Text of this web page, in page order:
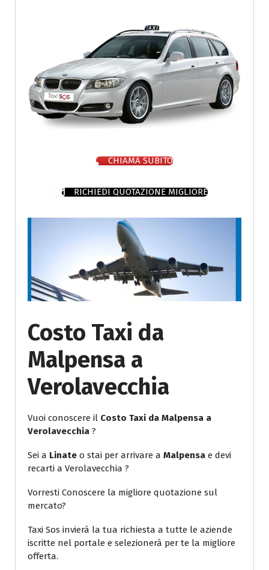
CHIAMA SUBITO
RICHIEDI QUOTAZIONE MIGLIORE
Costo Taxi da
Malpensa a
Verolavecchia
Vuoi conoscere il Costo Taxi da Malpensa a
Verolavecchia ?
Sei a Linate o stai per arrivare a Malpensa e devi
recarti a Verolavecchia ?
Vorresti Conoscere la migliore quotazione sul
mercato?
Taxi Sos invierà la tua richiesta a tutte le aziende
iscritte nel portale e selezionerà per te la migliore
offerta.